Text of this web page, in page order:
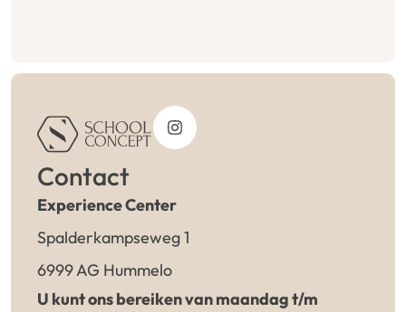
Contact
Experience Center
Spalderkampseweg 1
6999 AG Hummelo
U kunt ons bereiken van maandag t/m